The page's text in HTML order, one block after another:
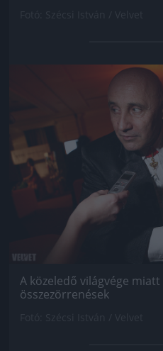
Jön
A közeledő világvége
összezörrenések